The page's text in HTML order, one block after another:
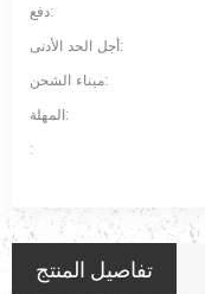
دفع:
أجل الحد الأدنى:
ميناء الشحن:
المهلة:
:
تفاصيل المنتج